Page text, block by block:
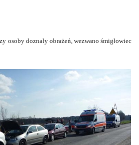
osoby doznały obrażeń, wezwano śmigłowiec